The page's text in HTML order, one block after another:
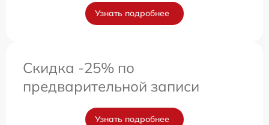
Узнать подробнее
Скидка -25% по
предварительной записи
Узнать подробнее